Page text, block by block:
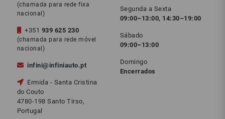
(chamada para rede fixa
nacional)
+351 939 625 230
(chamada para rede móvel
nacional)
infini@infiniauto.pt
Ermida - Santa Cristina
do Couto
4780-198 Santo Tirso,
Portugal
Segunda a Sexta
09:00–13:00, 14:30–19:00
Sábado
09:00–13:00
Domingo
Encerrados